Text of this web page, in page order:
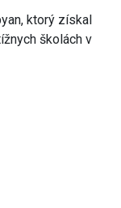
ktorý získal
školách v